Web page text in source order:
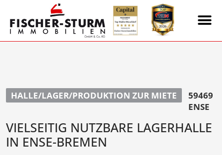
HALLE/LAGER/PRODUKTION ZUR MIETE
59469
ENSE
VIELSEITIG NUTZBARE LAGERHALLE
IN ENSE-BREMEN